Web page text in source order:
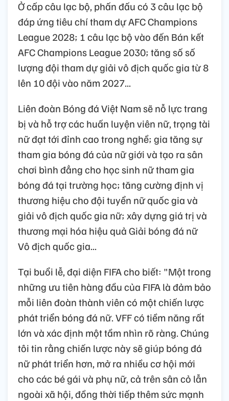
Ở cấp câu lạc bộ, phấn đấu có 3 câu lạc bộ
đáp ứng tiêu chí tham dự AFC Champions
League 2028; 1 câu lạc bộ vào đến Bán kết
AFC Champions League 2030; tăng số số
lượng đội tham dự giải vô địch quốc gia từ 8
lên 10 đội vào năm 2027...
Liên đoàn Bóng đá Việt Nam sẽ nỗ lực trang
bị và hỗ trợ các huấn luyện viên nữ, trọng tài
nữ đạt tới đỉnh cao trong nghề; gia tăng sự
tham gia bóng đá của nữ giới và tạo ra sân
chơi bình đẳng cho học sinh nữ tham gia
bóng đá tại trường học; tăng cường định vị
thương hiệu cho đội tuyển nữ quốc gia và
giải vô địch quốc gia nữ; xây dựng giá trị và
thương mại hóa hiệu quả Giải bóng đá nữ
Vô địch quốc gia...
Tại buổi lễ, đại diện FIFA cho biết: "Một trong
những ưu tiên hàng đầu của FIFA là đảm bảo
mỗi liên đoàn thành viên có một chiến lược
phát triển bóng đá nữ. VFF có tiềm năng rất
lớn và xác định một tầm nhìn rõ ràng. Chúng
tôi tin rằng chiến lược này sẽ giúp bóng đá
nữ phát triển hơn, mở ra nhiều cơ hội mới
cho các bé gái và phụ nữ, cả trên sân cỏ lẫn
ngoài xã hội, đồng thời tiếp thêm sức mạnh